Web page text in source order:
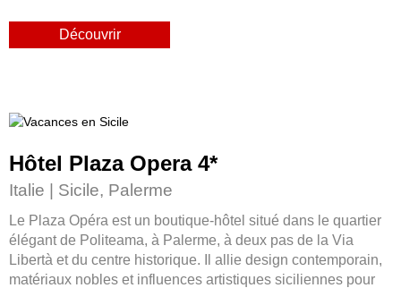
Hôtel Plaza Opera 4*
Italie | Sicile, Palerme
Le Plaza Opéra est un boutique-hôtel situé dans le quartier
élégant de Politeama, à Palerme, à deux pas de la Via
Libertà et du centre historique. Il allie design contemporain,
matériaux nobles et influences artistiques siciliennes pour